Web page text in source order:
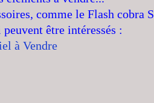
comme le Flash cobra
être intéressés :
à Vendre